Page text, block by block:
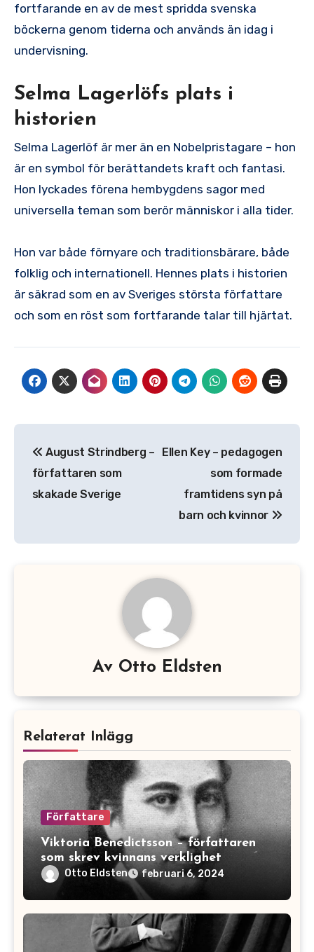
fortfarande en av de mest spridda svenska
böckerna genom tiderna och används än idag i
undervisning.
Selma Lagerlöfs plats i
historien
Selma Lagerlöf är mer än en Nobelpristagare – hon
är en symbol för berättandets kraft och fantasi.
Hon lyckades förena hembygdens sagor med
universella teman som berör människor i alla tider.
Hon var både förnyare och traditionsbärare, både
folklig och internationell. Hennes plats i historien
är säkrad som en av Sveriges största författare
och som en röst som fortfarande talar till hjärtat.
August Strindberg –
författaren som
skakade Sverige
Ellen Key – pedagogen
som formade
framtidens syn på
barn och kvinnor
Av Otto Eldsten
Relaterat Inlägg
Författare
Viktoria Benedictsson – författaren
som skrev kvinnans verklighet
Otto Eldsten februari 6, 2024